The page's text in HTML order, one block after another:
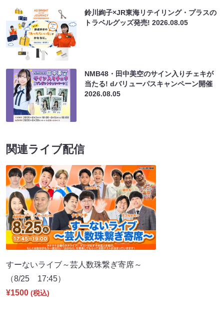
鈴川絢子×JR東海リテイリング・プラスの
トラベルグッズ発売!2026.08.05
NMB48・田中美空のサイン入りチェキが
当たる! dバリューパスキャンペーン開催
2026.08.05
関連ライブ配信
すーないライブ～芸人数珠繋ぎ寄席～
（8/25 17:45）
¥1500 (税込)